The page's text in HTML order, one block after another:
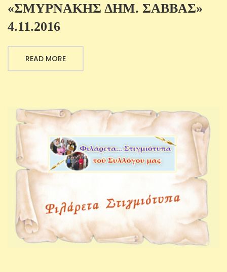
«ΣΜΥΡΝΑΚΗΣ ΔΗΜ. ΣΑΒΒΑΣ»
4.11.2016
READ MORE